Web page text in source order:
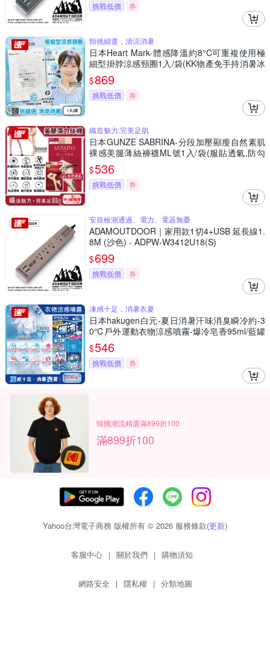
挑戰低價 券
頸挑細選，清涼消暑
日本Heart Mark-體感降溫約8°C可重複使用極
細型掛脖涼感頸圈1入/袋(KK物產免手持消暑冰
敷頸環,頸部輕巧舒適,室內戶外沁涼持久約120
分)
$869
挑戰低價 券
織造魅力,完美足肌
日本GUNZE SABRINA-分段加壓顯瘦自然素肌
裸感美腿薄絲褲襪ML號1入/袋(服貼透氣,防勾
耐刮,完美遮瑕,吸濕排汗)
$536
挑戰低價 券
安規檢測通過、電力、電器無憂
ADAMOUTDOOR｜家用款1切4+USB 延長線1.
8M (沙色) - ADPW-W3412U18(S)
$699
挑戰低價 券
凍感十足，消暑衣夏
日本hakugen白元-夏日消暑汗味消臭瞬冷約-3
0℃戶外運動衣物涼感噴霧-爆冷皂香95ml/藍罐
(攜帶型持久降溫劑,露營,運動,登山,外送,婚禮外
拍皆適用)
$546
挑戰低價 券
韓國潮流精選滿899折100
滿899折100
Yahoo台灣電子商務 版權所有 © 2026 服務條款(更新)
客服中心 | 關於我們 | 購物須知
網路安全 | 隱私權 | 分類地圖